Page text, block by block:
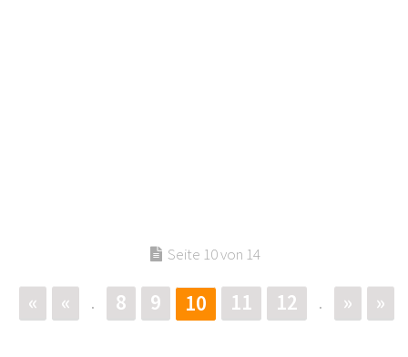
Seite 10 von 14
« « . 8 9 10 11 12 . » »